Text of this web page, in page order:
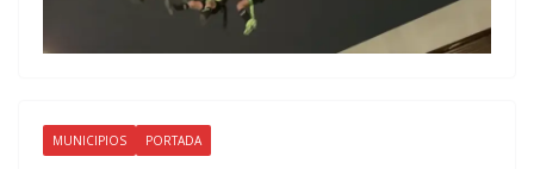
MUNICIPIOS PORTADA